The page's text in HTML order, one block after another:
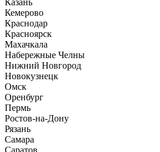
Казань
Кемерово
Краснодар
Красноярск
Махачкала
Набережные Челны
Нижний Новгород
Новокузнецк
Омск
Оренбург
Пермь
Ростов-на-Дону
Рязань
Самара
Саратов